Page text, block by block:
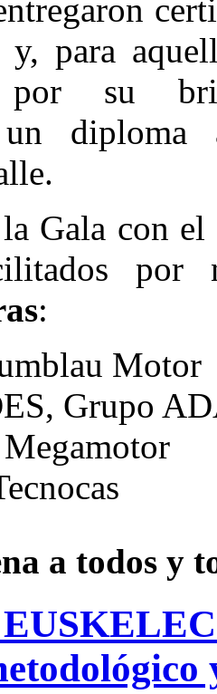
y, para
por su
un
Gala con el
por
:
Motor
Grupo
a todos y